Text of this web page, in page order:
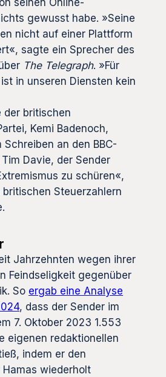
seinen Online-
gewusst habe. »Seine
nicht auf einer Plattform
sagte ein Sprecher des
The Telegraph. »Für
in unseren Diensten kein
der britischen
Kemi Badenoch,
an den BBC-
Davie, der Sender
zu schüren«,
Steuerzahlern
Jahrzehnten wegen ihrer
Feindseligkeit gegenüber
So ergab eine Analyse
, dass der Sender im
7. Oktober 2023 1.553
eigenen redaktionellen
indem er den
Hamas wiederholt